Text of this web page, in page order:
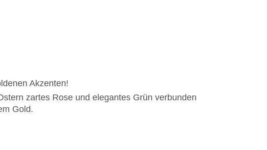
Akzenten!
zartes Rose und elegantes Grün verbunden
Gold.